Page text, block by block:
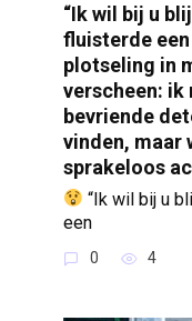
“Ik wil bij u
fluisterde
plotseling in
verscheen: ik
bevriende
vinden, maar
sprakeloos
“Ik wil bij u
een
0 4